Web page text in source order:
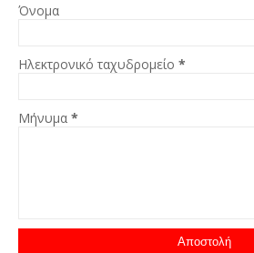
Όνομα
Ηλεκτρονικό ταχυδρομείο *
Μήνυμα *